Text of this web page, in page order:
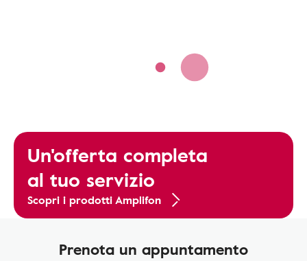
Un'offerta completa
al tuo servizio
Scopri i prodotti Amplifon
Prenota un appuntamento